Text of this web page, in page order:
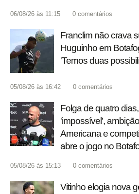
06/08/26 às 11:15 0 comentários
Franclim não crava
Huguinho em
'Temos duas
05/08/26 às 16:42 0 comentários
Folga de quatro
'impossível',
Americana e
abre o jogo no
05/08/26 às 15:13 0 comentários
Vitinho elogia nova